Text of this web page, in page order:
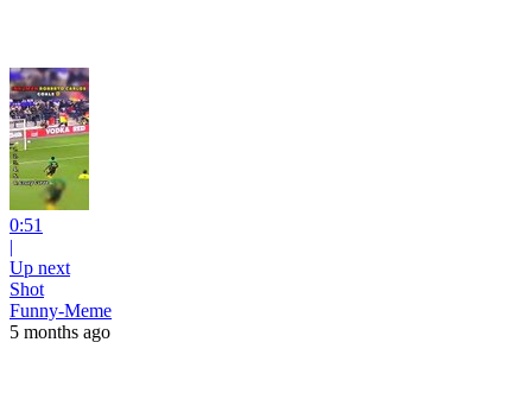
0:51
|
Up next
Shot
Funny-Meme
5 months ago